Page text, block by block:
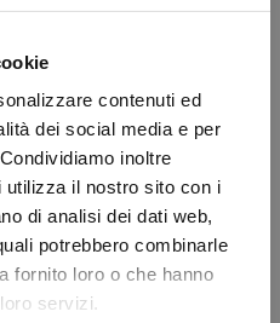
contenuti ed
dei social media e per
inoltre
utilizza il nostro sito con i
di analisi dei dati web,
potrebbero combinarle
fornito loro o che hanno
servizi.
non riuscito